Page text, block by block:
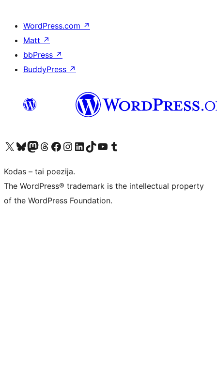
WordPress.com ↗
Matt ↗
bbPress ↗
BuddyPress ↗
Visit our X (formerly Twitter) account
Apsilankykite mūsų Bluesky paskyroje
Visit our Mastodon account
Apsilankykite mūsų Threads paskyroje
Visit our Facebook page
Visit our Instagram account
Visit our LinkedIn account
Apsilankykite mūsų TikTok paskyroje
Visit our YouTube channel
Apsilankykite mūsų Tumblr paskyroje
Kodas – tai poezija.
The WordPress® trademark is the intellectual property
of the WordPress Foundation.